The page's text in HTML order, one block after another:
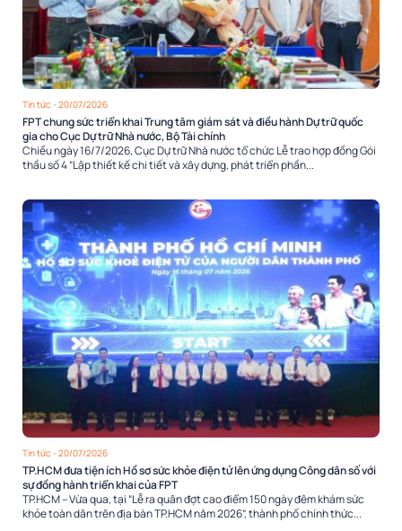
Tin tức - 20/07/2026
FPT chung sức triển khai Trung tâm giám sát và điều hành Dự trữ quốc
gia cho Cục Dự trữ Nhà nước, Bộ Tài chính
Chiều ngày 16/7/2026, Cục Dự trữ Nhà nước tổ chức Lễ trao hợp đồng Gói
thầu số 4 “Lập thiết kế chi tiết và xây dựng, phát triển phần...
Tin tức - 20/07/2026
TP.HCM đưa tiện ích Hồ sơ sức khỏe điện tử lên ứng dụng Công dân số với
sự đồng hành triển khai của FPT
TP.HCM – Vừa qua, tại “Lễ ra quân đợt cao điểm 150 ngày đêm khám sức
khỏe toàn dân trên địa bàn TP.HCM năm 2026”, thành phố chính thức...